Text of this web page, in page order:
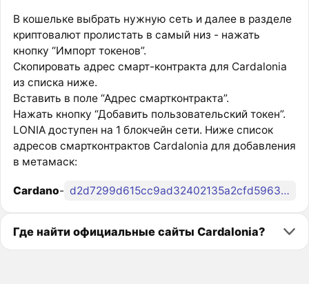
В кошельке выбрать нужную сеть и далее в разделе
криптовалют пролистать в самый низ - нажать
кнопку “Импорт токенов”.
Скопировать адрес смарт-контракта для Cardalonia
из списка ниже.
Вставить в поле “Адрес смартконтракта”.
Нажать кнопку “Добавить пользовательский токен”.
LONIA доступен на 1 блокчейн сети. Ниже список
адресов смартконтрактов Cardalonia для добавления
в метамаск:
Cardano- d2d7299d615cc9ad32402135a2cfd596325ac39504ba6d28c18d18bd
Где найти официальные сайты Cardalonia?